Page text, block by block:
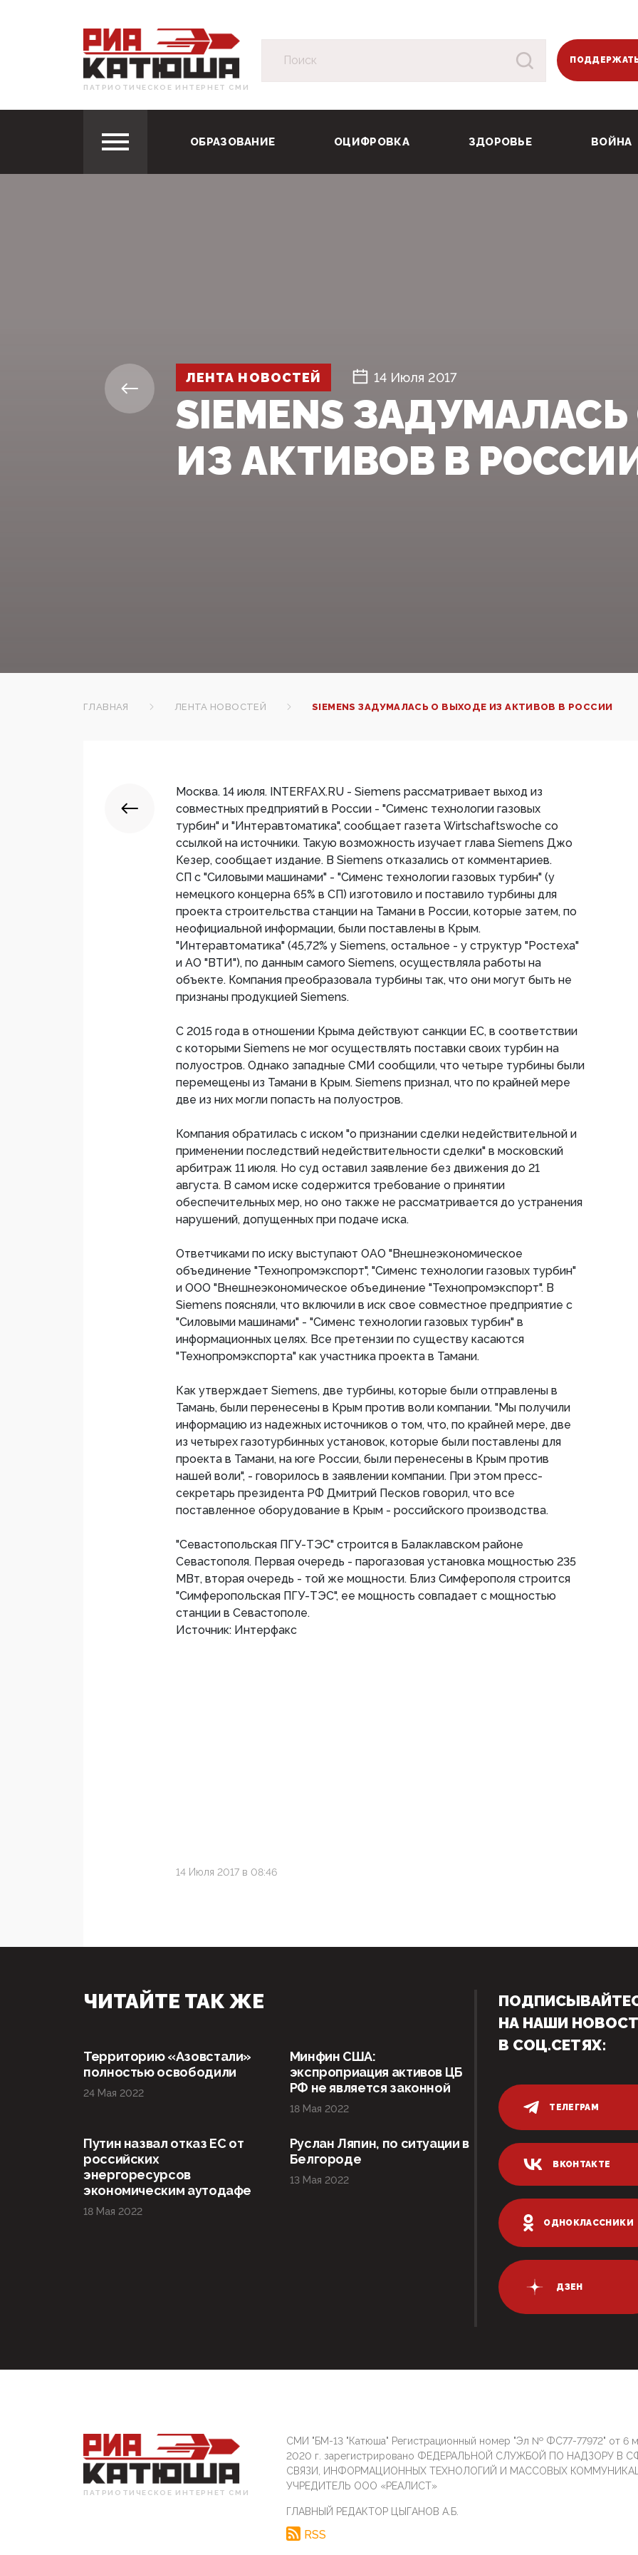
ПАТРИОТИЧЕСКОЕ ИНТЕРНЕТ СМИ
ОБРАЗОВАНИЕ ОЦИФРОВКА ЗДОРОВЬЕ ВОЙНА
ЛЕНТА НОВОСТЕЙ 14 Июля 2017
SIEMENS
ИЗ АКТИВОВ В
ГЛАВНАЯ ЛЕНТА НОВОСТЕЙ SIEMENS ЗАДУМАЛАСЬ О ВЫХОДЕ ИЗ АКТИВОВ В РОССИИ
Москва. 14 июля. INTERFAX.RU - Siemens рассматривает выход из
совместных предприятий в России - "Сименс технологии газовых
турбин" и "Интеравтоматика", сообщает газета Wirtschaftswoche со
ссылкой на источники. Такую возможность изучает глава Siemens Джо
Кезер, сообщает издание. В Siemens отказались от комментариев.
СП с "Силовыми машинами" - "Сименс технологии газовых турбин" (у
немецкого концерна 65% в СП) изготовило и поставило турбины для
проекта строительства станции на Тамани в России, которые затем, по
неофициальной информации, были поставлены в Крым.
"Интеравтоматика" (45,72% у Siemens, остальное - у структур "Ростеха"
и АО "ВТИ"), по данным самого Siemens, осуществляла работы на
объекте. Компания преобразовала турбины так, что они могут быть не
признаны продукцией Siemens.
С 2015 года в отношении Крыма действуют санкции ЕС, в соответствии
с которыми Siemens не мог осуществлять поставки своих турбин на
полуостров. Однако западные СМИ сообщили, что четыре турбины были
перемещены из Тамани в Крым. Siemens признал, что по крайней мере
две из них могли попасть на полуостров.
Компания обратилась с иском "о признании сделки недействительной и
применении последствий недействительности сделки" в московский
арбитраж 11 июля. Но суд оставил заявление без движения до 21
августа. В самом иске содержится требование о принятии
обеспечительных мер, но оно также не рассматривается до устранения
нарушений, допущенных при подаче иска.
Ответчиками по иску выступают ОАО "Внешнеэкономическое
объединение "Технопромэкспорт", "Сименс технологии газовых турбин"
и ООО "Внешнеэкономическое объединение "Технопромэкспорт". В
Siemens поясняли, что включили в иск свое совместное предприятие с
"Силовыми машинами" - "Сименс технологии газовых турбин" в
информационных целях. Все претензии по существу касаются
"Технопромэкспорта" как участника проекта в Тамани.
Как утверждает Siemens, две турбины, которые были отправлены в
Тамань, были перенесены в Крым против воли компании. "Мы получили
информацию из надежных источников о том, что, по крайней мере, две
из четырех газотурбинных установок, которые были поставлены для
проекта в Тамани, на юге России, были перенесены в Крым против
нашей воли", - говорилось в заявлении компании. При этом пресс-
секретарь президента РФ Дмитрий Песков говорил, что все
поставленное оборудование в Крым - российского производства.
"Севастопольская ПГУ-ТЭС" строится в Балаклавском районе
Севастополя. Первая очередь - парогазовая установка мощностью 235
МВт, вторая очередь - той же мощности. Близ Симферополя строится
"Симферопольская ПГУ-ТЭС", ее мощность совпадает с мощностью
станции в Севастополе.
Источник: Интерфакс
14 Июля 2017 в 08:46
ЧИТАЙТЕ ТАК ЖЕ
Территорию «Азовстали»
полностью освободили
24 Мая 2022
Минфин США:
экспроприация активов ЦБ
РФ не является законной
18 Мая 2022
Путин назвал отказ ЕС от
российских
энергоресурсов
экономическим аутодафе
18 Мая 2022
Руслан Ляпин, по ситуации в
Белгороде
13 Мая 2022
НА НАШИ
В СОЦ.СЕТЯХ:
ТЕЛЕГРАМ
ВКОНТАКТЕ
ОДНОКЛАССНИКИ
ДЗЕН
ПАТРИОТИЧЕСКОЕ ИНТЕРНЕТ СМИ
СМИ "БМ-13 "Катюша" Регистрационный номер "Эл № ФС77-77972" от 6
2020 г. зарегистрировано ФЕДЕРАЛЬНОЙ СЛУЖБОЙ ПО НАДЗОРУ В
СВЯЗИ, ИНФОРМАЦИОННЫХ ТЕХНОЛОГИЙ И МАССОВЫХ
УЧРЕДИТЕЛЬ ООО «РЕАЛИСТ»
ГЛАВНЫЙ РЕДАКТОР ЦЫГАНОВ А.Б.
RSS